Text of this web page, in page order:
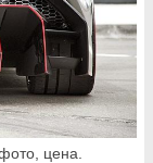
цена.